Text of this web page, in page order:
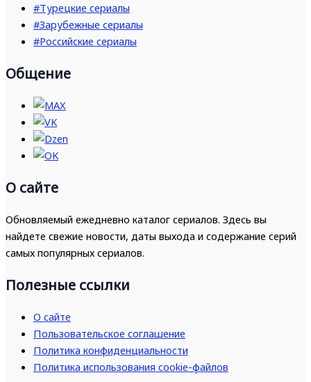
#Турецкие сериалы
#Зарубежные сериалы
#Российские сериалы
Общение
О сайте
Обновляемый ежедневно каталог сериалов. Здесь вы
найдете свежие новости, даты выхода и содержание серий
самых популярных сериалов.
Полезные ссылки
О сайте
Пользовательское соглашение
Политика конфиденциальности
Политика использования cookie-файлов